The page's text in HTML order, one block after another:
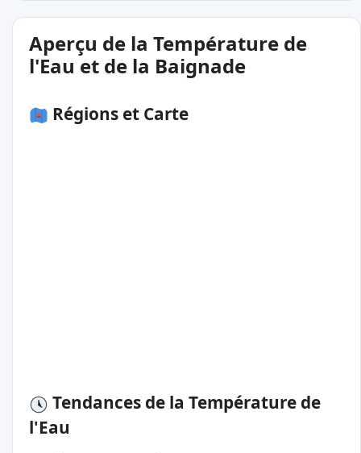
Aperçu de la Température de
l'Eau et de la Baignade
Régions et Carte
Tendances de la Température de
l'Eau